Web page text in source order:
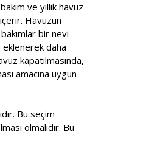
ve yıllık havuz
içerir. Havuzun
bir nevi
eklenerek daha
kapatılmasında,
amacına uygun
Bu seçim
olmalıdır. Bu